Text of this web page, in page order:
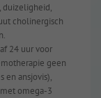
duizeligheid,
cholinergisch
24 uur voor
geen
en ansjovis),
omega-3